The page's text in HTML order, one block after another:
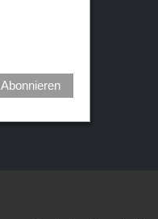
Abonnieren